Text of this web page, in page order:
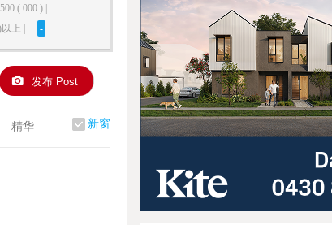
( 000 ) |
上 | -
发布 Post
新窗
精华